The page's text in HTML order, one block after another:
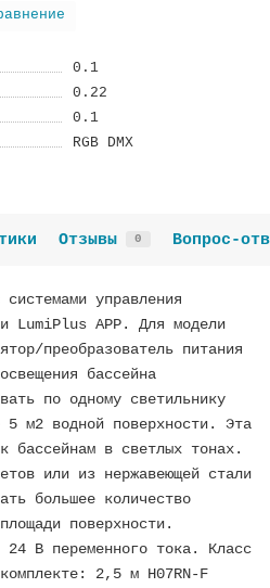
0.1
0.22
0.1
RGB DMX
Отзывы 0 Вопрос-
управления
LumiPlus APP. Для модели
преобразователь питания
бассейна
по одному светильнику
м2 водной поверхности. Эта
бассейнам в светлых тонах.
или из нержавеющей стали
большее количество
поверхности.
24 В переменного тока. Класс
2,5 м H07RN-F